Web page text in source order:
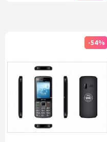
-54%